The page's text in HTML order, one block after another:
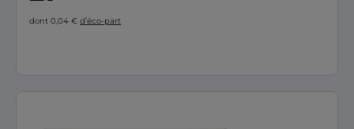
dont 0,04 € d’éco-part